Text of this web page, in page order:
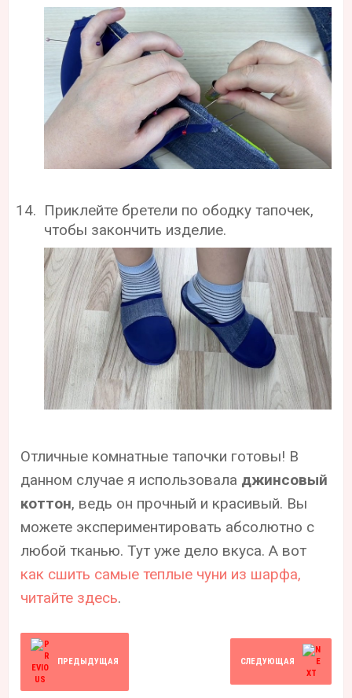
Приклейте бретели по ободку тапочек,
чтобы закончить изделие.
Отличные комнатные тапочки готовы! В
данном случае я использовала джинсовый
коттон, ведь он прочный и красивый. Вы
можете экспериментировать абсолютно с
любой тканью. Тут уже дело вкуса. А вот
как сшить самые теплые чуни из шарфа,
читайте здесь.
ПРЕДЫДУЩАЯ СЛЕДУЮЩАЯ